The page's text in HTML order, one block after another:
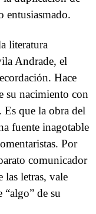
entusiasmado.
literatura
Andrade, el
Hace
su nacimiento con
Es que la obra del
fuente inagotable
Por
comunicador
las letras, vale
de su